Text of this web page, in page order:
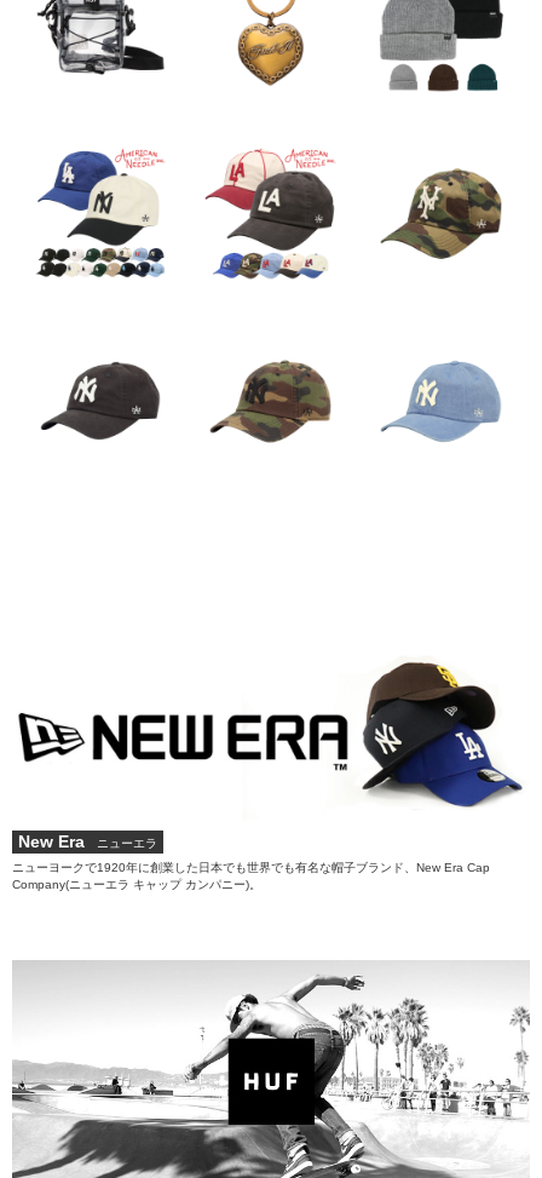
New Era
ニューエラ
ニューヨークで1920年に創業した日本でも世界でも有名な帽子ブランド、New Era Cap
Company(ニューエラ キャップ カンパニー)。